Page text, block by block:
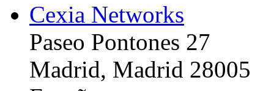
Cexia Networks
Paseo Pontones 27
Madrid, Madrid 28005